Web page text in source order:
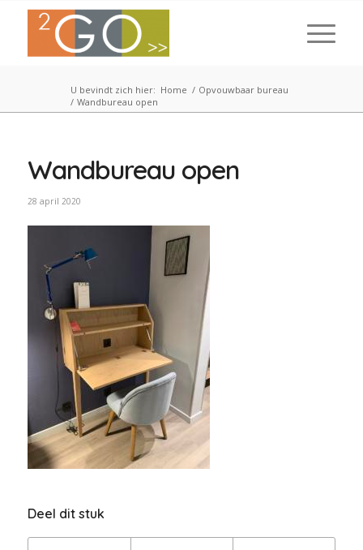
U bevindt zich hier: Home / Opvouwbaar bureau
/ Wandbureau open
Wandbureau open
28 april 2020
Deel dit stuk